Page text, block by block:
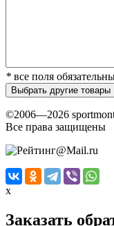
* все поля
Выбрать другие товары
©2006—2026
Все права защищены
x
Заказать